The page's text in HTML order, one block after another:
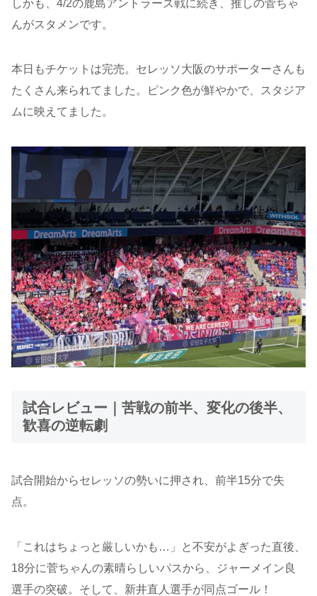
しかも、4/2の鹿島アントラーズ戦に続き、推しの菅ちゃ
んがスタメンです。
本日もチケットは完売。セレッソ大阪のサポーターさんも
たくさん来られてました。ピンク色が鮮やかで、スタジア
ムに映えてました。
試合レビュー｜苦戦の前半、変化の後半、
歓喜の逆転劇
試合開始からセレッソの勢いに押され、前半15分で失
点。
「これはちょっと厳しいかも…」と不安がよぎった直後、
18分に菅ちゃんの素晴らしいパスから、ジャーメイン良
選手の突破。そして、新井直人選手が同点ゴール！